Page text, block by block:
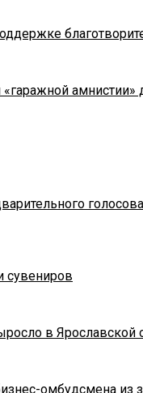
амнистии»
сувениров
в Ярославской
омбудсмена из